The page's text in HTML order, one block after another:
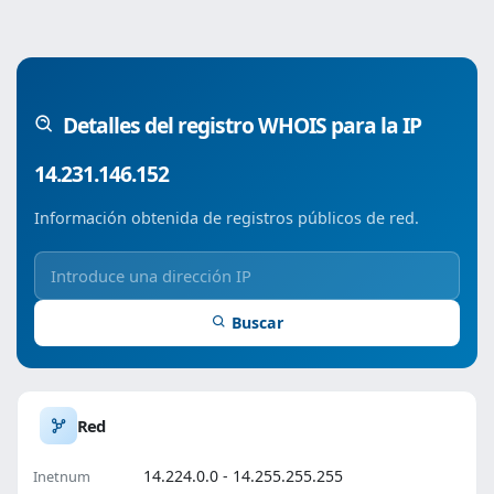
Detalles del registro WHOIS para la IP
14.231.146.152
Información obtenida de registros públicos de red.
Buscar
Red
Inetnum 14.224.0.0 - 14.255.255.255